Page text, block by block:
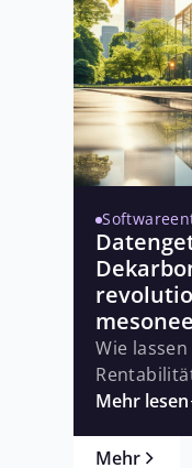
Wie
intelligent
die
Mehr lesen
Mehr